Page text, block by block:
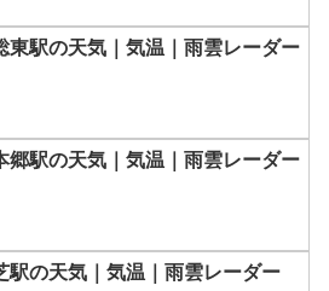
東駅の天気｜気温｜雨雲レーダー
郷駅の天気｜気温｜雨雲レーダー
駅の天気｜気温｜雨雲レーダー